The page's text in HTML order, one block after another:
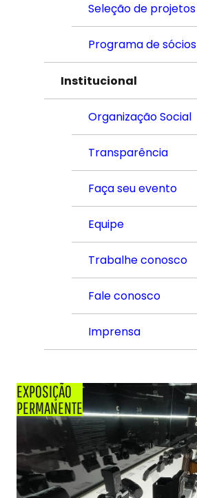
Seleção de projetos
Programa de sócios
Institucional
Organização Social
Transparência
Faça seu evento
Equipe
Trabalhe conosco
Fale conosco
Imprensa
EXPOSIÇÃO
PERMANENTE